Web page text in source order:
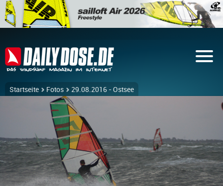
Startseite Fotos 29.08.2016 - Ostsee